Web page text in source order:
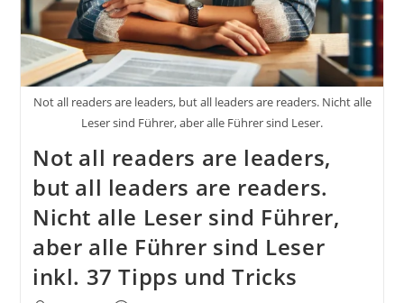
Not all readers are leaders, but all leaders are readers. Nicht alle
Leser sind Führer, aber alle Führer sind Leser.
Not all readers are leaders,
but all leaders are readers.
Nicht alle Leser sind Führer,
aber alle Führer sind Leser
inkl. 37 Tipps und Tricks